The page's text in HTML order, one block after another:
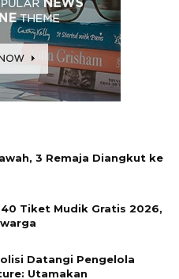
3 Remaja Diangkut ke
Tiket Mudik Gratis 2026,
Datangi Pengelola
Utamakan